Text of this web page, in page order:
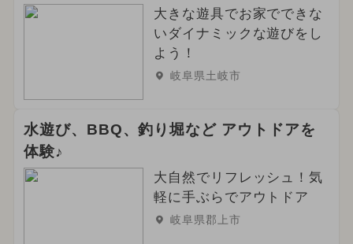
大きな遊具でお家でできな
いダイナミックな遊びをし
よう！
岐阜県土岐市
水遊び、BBQ、釣り堀など アウトドアを
体験♪
大自然でリフレッシュ！気
軽に手ぶらでアウトドア
岐阜県郡上市